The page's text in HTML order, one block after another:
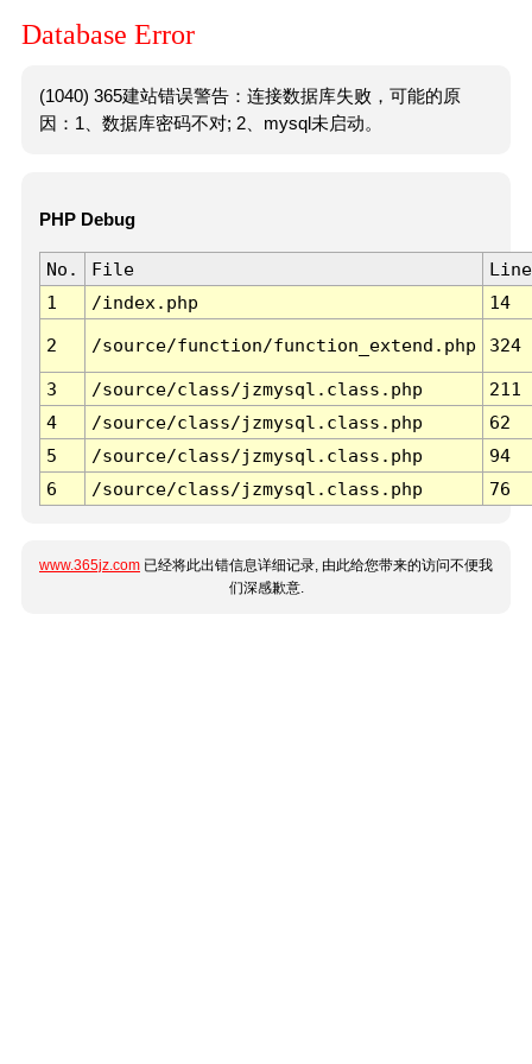
Database Error
(1040) 365建站错误警告：连接数据库失败，可能的原
因：1、数据库密码不对; 2、mysql未启动。
PHP Debug
No. File
Line
1
/index.php 14
2 /source/function/function_extend.php 324
3 /source/class/jzmysql.class.php
211
4
/source/class/jzmysql.class.php
62
5
/source/class/jzmysql.class.php
94
6
/source/class/jzmysql.class.php 76
www.365jz.com 已经将此出错信息详细记录, 由此给您带来的访问不便我
们深感歉意.